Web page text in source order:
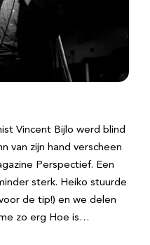
Vincent Bijlo werd blind
van zijn hand verscheen
Perspectief. Een
sterk. Heiko stuurde
de tip!) en we delen
zo erg Hoe is…